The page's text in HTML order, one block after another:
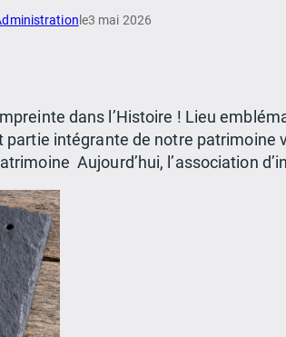
le3 mai 2026
dans l’Histoire ! Lieu
intégrante de notre patrimoine
Aujourd’hui, l’association